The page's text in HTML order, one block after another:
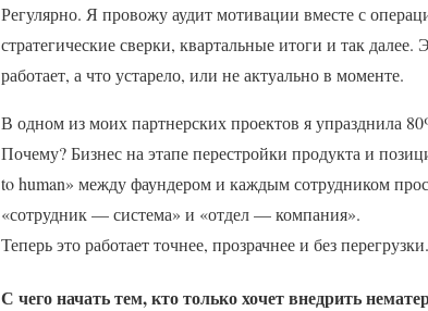
Регулярно. Я провожу аудит мотивации вместе с
стратегические сверки, квартальные итоги и так
работает, а что устарело, или не актуально в моменте.
В одном из моих партнерских проектов я упразднила
Почему? Бизнес на этапе перестройки продукта и
to human» между фаундером и каждым сотрудником
«сотрудник — система» и «отдел — компания».
Теперь это работает точнее, прозрачнее и без
С чего начать тем, кто только хочет внедрить